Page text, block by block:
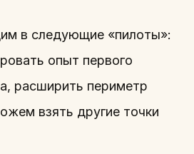
в следующие «пилоты»:
опыт первого
расширить периметр
взять другие точки